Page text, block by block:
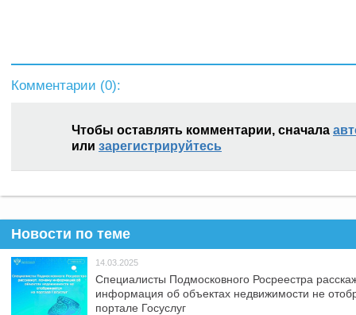
Комментарии (0):
Чтобы оставлять комментарии, сначала
или зарегистрируйтесь
Новости по теме
14.03.2025
Специалисты Подмосковного Росреестра
информация об объектах недвижимости не
портале Госуслуг